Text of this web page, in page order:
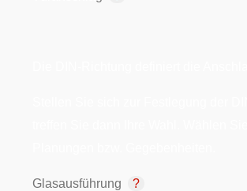
Glasausführung